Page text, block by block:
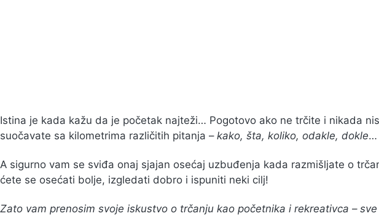
Istina je kada kažu da je početak najteži… Pogotovo ako ne trčite i nikada
suočavate sa kilometrima različitih pitanja – kako, šta, koliko, odakle, dokle…
A sigurno vam se sviđa onaj sjajan osećaj uzbuđenja kada razmišljate o
ćete se osećati bolje, izgledati dobro i ispuniti neki cilj!
Zato vam prenosim svoje iskustvo o trčanju kao početnika i rekreativca –